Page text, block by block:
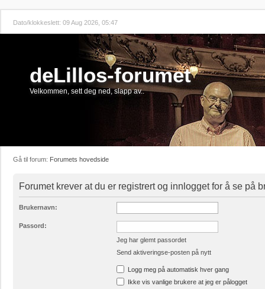
Dato/klokkeslett: 09 Aug 2026, 05:47
deLillos-forumet
Velkommen, sett deg ned, slapp av..
Gå til forum: Forumets hovedside
Forumet krever at du er registrert og innlogget for å se på
Brukernavn:
Passord:
Jeg har glemt passordet
Send aktiveringse-posten på nytt
Logg meg på automatisk hver gang
Ikke vis vanlige brukere at jeg er pålogget